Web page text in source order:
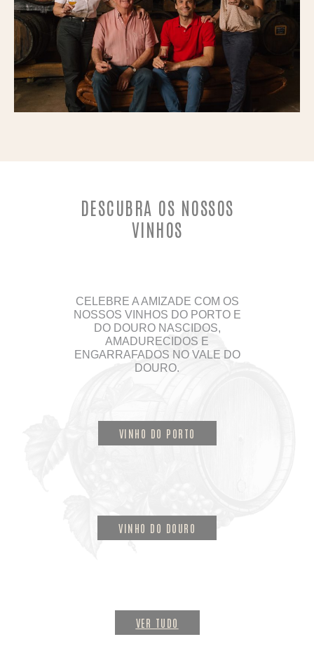
DESCUBRA OS NOSSOS
VINHOS
CELEBRE A AMIZADE COM OS
NOSSOS VINHOS DO PORTO E
DO DOURO NASCIDOS,
AMADURECIDOS E
ENGARRAFADOS NO VALE DO
DOURO.
VINHO DO PORTO
VINHO DO DOURO
VER TUDO